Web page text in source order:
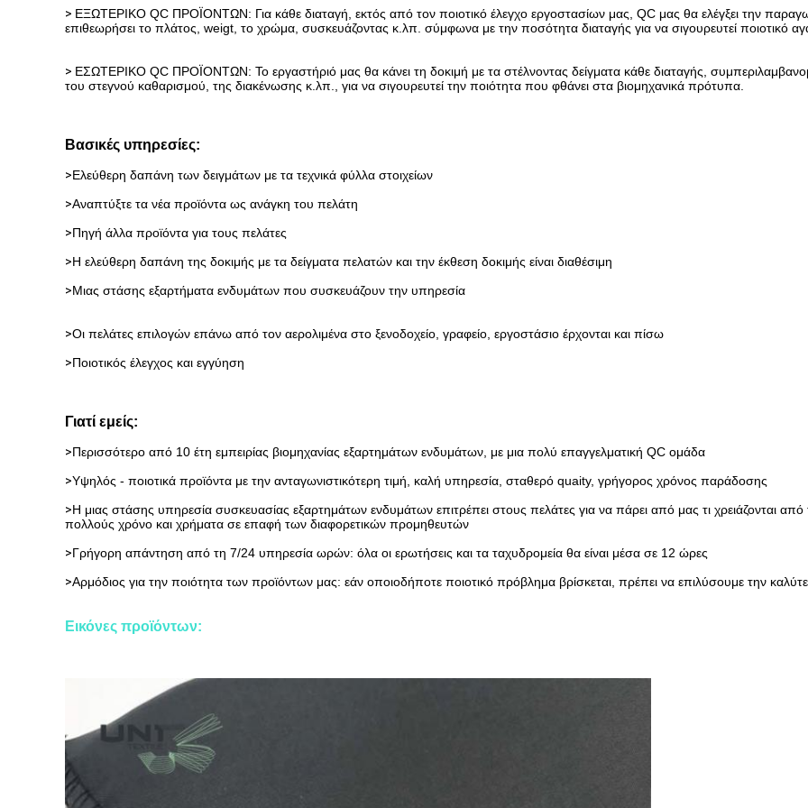
> ΕΞΩΤΕΡΙΚΟ QC ΠΡΟΪΟΝΤΩΝ: Για κάθε διαταγή, εκτός από τον ποιοτικό έλεγχο εργοστασίων μας, QC μας θα ελέγξει την
επιθεωρήσει το πλάτος, weigt, το χρώμα, συσκευάζοντας κ.λπ. σύμφωνα με την ποσότητα διαταγής για να σιγουρευτεί ποιοτικό
> ΕΣΩΤΕΡΙΚΟ QC ΠΡΟΪΟΝΤΩΝ: Το εργαστήριό μας θα κάνει τη δοκιμή με τα στέλνοντας δείγματα κάθε διαταγής,
του στεγνού καθαρισμού, της διακένωσης κ.λπ., για να σιγουρευτεί την ποιότητα που φθάνει στα βιομηχανικά πρότυπα.
Βασικές υπηρεσίες:
>Ελεύθερη δαπάνη των δειγμάτων με τα τεχνικά φύλλα στοιχείων
>Αναπτύξτε τα νέα προϊόντα ως ανάγκη του πελάτη
>Πηγή άλλα προϊόντα για τους πελάτες
>Η ελεύθερη δαπάνη της δοκιμής με τα δείγματα πελατών και την έκθεση δοκιμής είναι διαθέσιμη
>Μιας στάσης εξαρτήματα ενδυμάτων που συσκευάζουν την υπηρεσία
>Οι πελάτες επιλογών επάνω από τον αερολιμένα στο ξενοδοχείο, γραφείο, εργοστάσιο έρχονται και πίσω
>Ποιοτικός έλεγχος και εγγύηση
Γιατί εμείς:
>Περισσότερο από 10 έτη εμπειρίας βιομηχανίας εξαρτημάτων ενδυμάτων, με μια πολύ επαγγελματική QC ομάδα
>Υψηλός - ποιοτικά προϊόντα με την ανταγωνιστικότερη τιμή, καλή υπηρεσία, σταθερό quaity, γρήγορος χρόνος παράδοσης
>Η μιας στάσης υπηρεσία συσκευασίας εξαρτημάτων ενδυμάτων επιτρέπει στους πελάτες για να πάρει από μας τι χρειάζονται από
πολλούς χρόνο και χρήματα σε επαφή των διαφορετικών προμηθευτών
>Γρήγορη απάντηση από τη 7/24 υπηρεσία ωρών: όλα οι ερωτήσεις και τα ταχυδρομεία θα είναι μέσα σε 12 ώρες
>Αρμόδιος για την ποιότητα των προϊόντων μας: εάν οποιοδήποτε ποιοτικό πρόβλημα βρίσκεται, πρέπει να επιλύσουμε την
Εικόνες προϊόντων: